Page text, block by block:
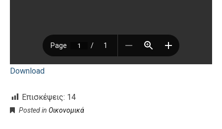
Download
Επισκέψεις: 14
Posted in Oικονομικά